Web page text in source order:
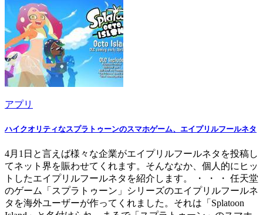
アプリ
ハイクオリティなスプラトゥーンのスマホゲーム、エイプリルフールネタ
4月1日と言えば様々な企業がエイプリルフールネタを投稿し
てネット界を賑わせてくれます。そんななか、個人的にヒッ
トしたエイプリルフールネタを紹介します。 ・ ・ ・ 任天堂
のゲーム「スプラトゥーン」シリーズのエイプリルフールネ
タを海外ユーザーが作ってくれました。それは「Splatoon